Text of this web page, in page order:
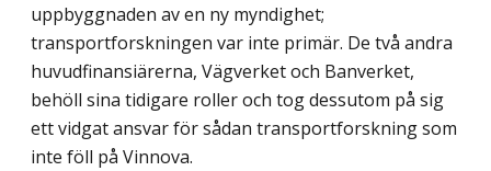
uppbyggnaden av en ny myndighet;
transportforskningen var inte primär. De två andra
huvudfinansiärerna, Vägverket och Banverket,
behöll sina tidigare roller och tog dessutom på sig
ett vidgat ansvar för sådan transportforskning som
inte föll på Vinnova.